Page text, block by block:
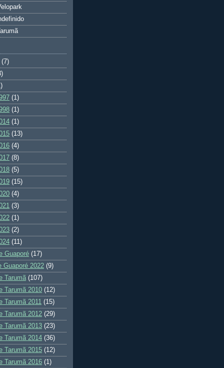
(7)
(1)
(1)
(1)
(13)
(4)
(8)
(5)
(15)
(4)
(3)
(1)
(2)
(11)
Guaporé (17)
Guaporé 2022 (9)
Tarumã (107)
Tarumã 2010 (12)
Tarumã 2011 (15)
Tarumã 2012 (29)
Tarumã 2013 (23)
Tarumã 2014 (36)
Tarumã 2015 (12)
Tarumã 2016 (1)